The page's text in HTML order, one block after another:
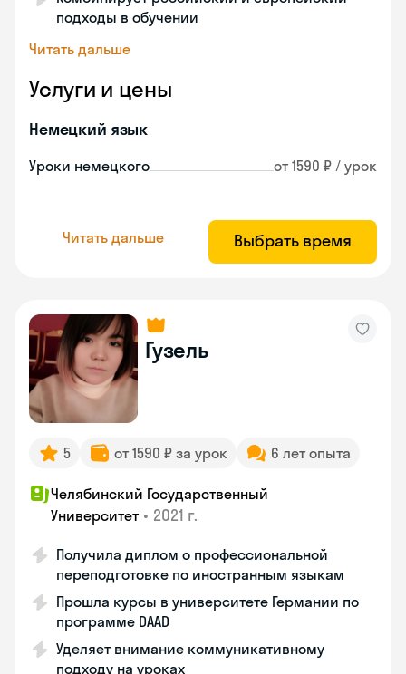
подходы в обучении
Читать дальше
Услуги и цены
Немецкий язык
Уроки немецкого от 1590 ₽ / урок
Читать дальше Выбрать время
Гузель
5 от 1590 ₽ за урок 6 лет опыта
Челябинский Государственный
Университет • 2021 г.
Получила диплом о профессиональной
переподготовке по иностранным языкам
Прошла курсы в университете Германии по
программе DAAD
Уделяет внимание коммуникативному
подходу на уроках